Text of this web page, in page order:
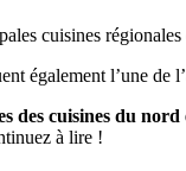
cuisines
également l’une de
des cuisines du nord
à lire !